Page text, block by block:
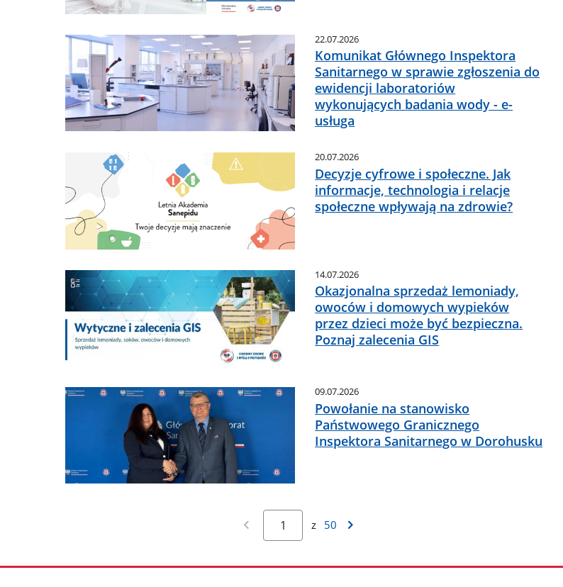
22.07.2026
Komunikat Głównego Inspektora
Sanitarnego w sprawie zgłoszenia do
ewidencji laboratoriów
wykonujących badania wody - e-
usługa
20.07.2026
Decyzje cyfrowe i społeczne. Jak
informacje, technologia i relacje
społeczne wpływają na zdrowie?
14.07.2026
Okazjonalna sprzedaż lemoniady,
owoców i domowych wypieków
przez dzieci może być bezpieczna.
Poznaj zalecenia GIS
09.07.2026
Powołanie na stanowisko
Państwowego Granicznego
Inspektora Sanitarnego w Dorohusku
z 50